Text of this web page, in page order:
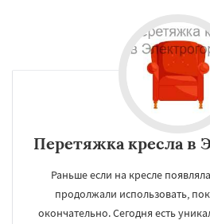
Перетяжка кресла в
Раньше если на кресле
продолжали использовать,
окончательно. Сегодня есть